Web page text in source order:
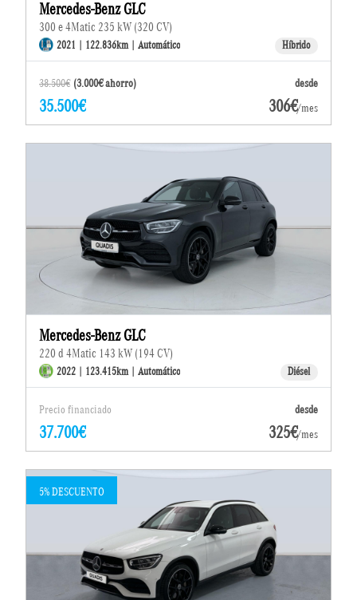
Mercedes-Benz GLC
300 e 4Matic 235 kW (320 CV)
2021 | 122.836km | Automático Híbrido
38.500€ (3.000€ ahorro) desde
35.500€ 306€/mes
Mercedes-Benz GLC
220 d 4Matic 143 kW (194 CV)
2022 | 123.415km | Automático Diésel
Precio financiado desde
37.700€ 325€/mes
5% DESCUENTO